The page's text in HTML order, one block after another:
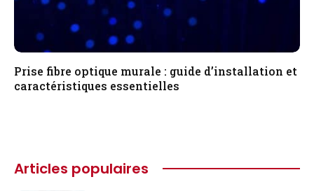
Prise fibre optique murale : guide d’installation et
caractéristiques essentielles
Articles populaires